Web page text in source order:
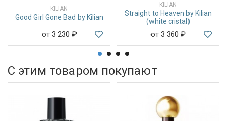
KILIAN
Good Girl Gone Bad by Kilian
от 3 230 ₽
KILIAN
Straight to Heaven by Kilian
(white cristal)
от 3 360 ₽
С этим товаром покупают